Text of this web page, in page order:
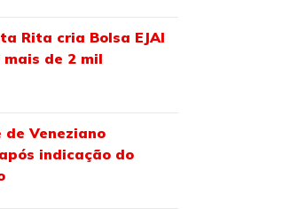
Rita cria Bolsa EJAI
de 2 mil
de Veneziano
indicação do